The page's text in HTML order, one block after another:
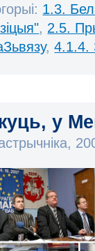
1.3.
, 2.5.
,4.1.4.
у